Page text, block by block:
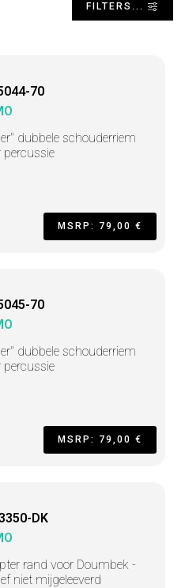
FILTERS...
70
dubbele schouderriem
percussie
MSRP: 79,00 €
70
dubbele schouderriem
percussie
MSRP: 79,00 €
DK
rand voor Doumbek -
niet mijgeleeverd